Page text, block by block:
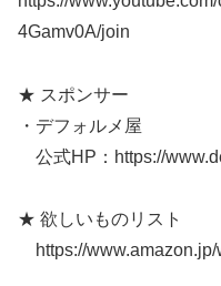
4Gamv0A/join
★ スポンサー
・デフォルメ屋
公式HP：https://
★ 欲しいものリスト
https://